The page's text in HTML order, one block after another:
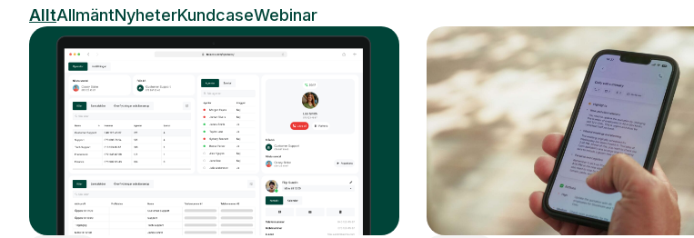
AlltAllmäntNyheterKundcaseWebinar